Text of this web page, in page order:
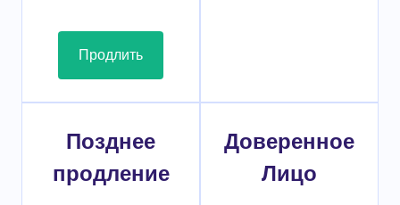
Продлить
Позднее
продление
Доверенное
Лицо